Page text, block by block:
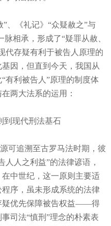
《礼记》“众疑赦之”与
脉相承，形成了“疑罪从赦、
代存疑有利于被告人原理的
因，但直到今天，我国从
有利被告人”原理的制度体
两大法系的运用：
现代刑法基石
追溯至古罗马法时期，彼
人人之利益”的法律谚语，
中世纪，这一原则主要适
序，虽未形成系统的法律
优先保障被告权益——得
司法“慎刑”理念的朴素表